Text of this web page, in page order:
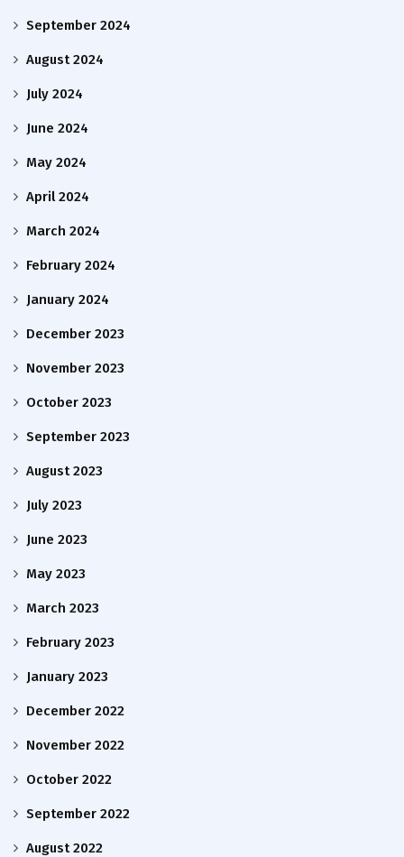
September 2024
August 2024
July 2024
June 2024
May 2024
April 2024
March 2024
February 2024
January 2024
December 2023
November 2023
October 2023
September 2023
August 2023
July 2023
June 2023
May 2023
March 2023
February 2023
January 2023
December 2022
November 2022
October 2022
September 2022
August 2022